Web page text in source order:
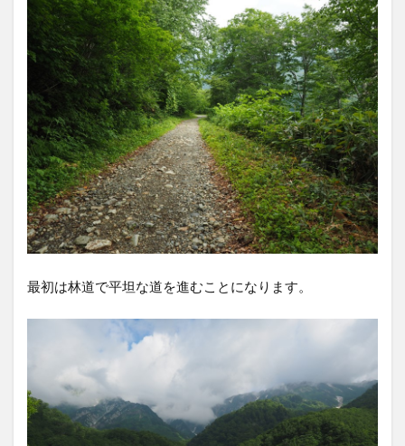
最初は林道で平坦な道を進むことになります。